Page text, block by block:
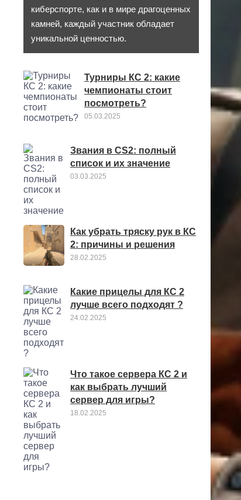
киберспорте, как и в мире драгоценных
камней, каждый участник обладает
уникальной ценностью.
Турниры КС 2: какие
чемпионаты стоит
посмотреть?
05.03.2025
Звания в CS2: полный
список и их значение
03.03.2025
Как убрать тряску рук в КС
2: причины и решения
28.02.2025
Какие прицелы для КС 2
лучше всего подходят ?
24.02.2025
Что такое сервера КС 2 и
как выбрать лучший
сервер для игры?
18.02.2025